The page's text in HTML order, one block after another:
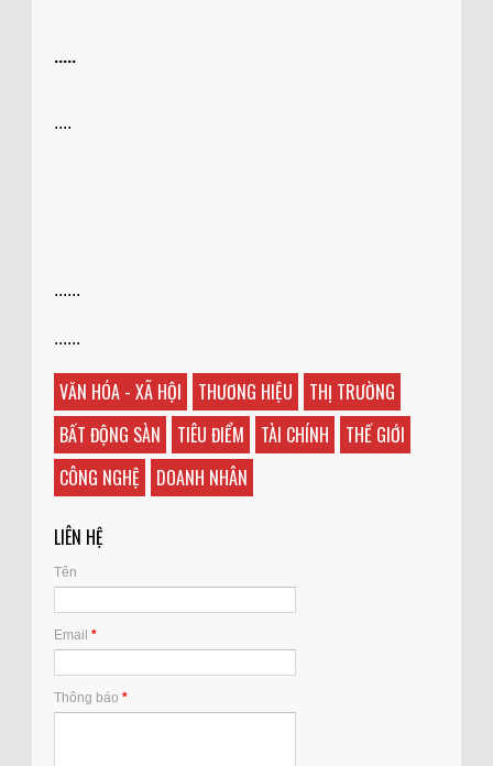
.....
....
......
......
VĂN HÓA - XÃ HỘI THƯƠNG HIỆU
THỊ TRƯỜNG
BẤT ĐỘNG SÀN
TIÊU ĐIỂM TÀI CHÍNH
THẾ GIỚI
CÔNG NGHỆ
DOANH NHÂN
LIÊN HỆ
Tên
Email *
Thông báo *